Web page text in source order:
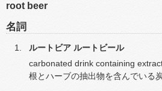
root beer
名詞
ルートビア ルートビール
carbonated drink containing
根とハーブの抽出物を含んでいる